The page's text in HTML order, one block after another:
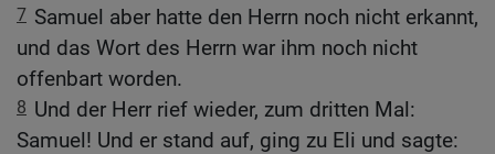
7 Samuel aber hatte den Herrn noch nicht erkannt,
und das Wort des Herrn war ihm noch nicht
offenbart worden.
8 Und der Herr rief wieder, zum dritten Mal:
Samuel! Und er stand auf, ging zu Eli und sagte: